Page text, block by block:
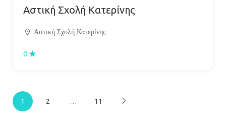
Αστική Σχολή Κατερίνης
Αστική Σχολή Κατερίνης
0
1 2 … 11